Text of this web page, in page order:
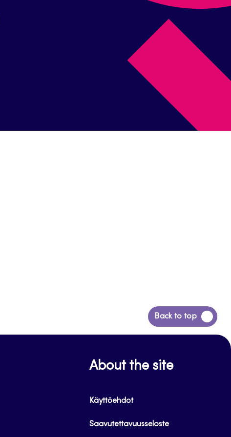
Back to top
Siirry
takaisin
About the site
Käyttöehdot
Saavutettavuusseloste